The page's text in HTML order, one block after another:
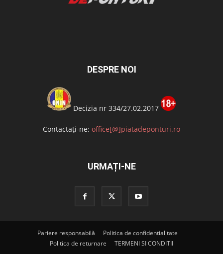
DESPRE NOI
Decizia nr 334/27.02.2017
Contactați-ne: office[@]piatadeponturi.ro
URMAȚI-NE
Pariere responsabilă
Politica de confidentialitate
Politica de returnare
TERMENI SI CONDITII